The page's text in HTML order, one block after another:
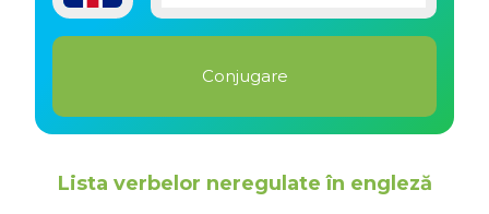
Lista verbelor neregulate în engleză